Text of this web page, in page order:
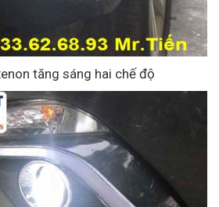
tăng sáng hai chế độ